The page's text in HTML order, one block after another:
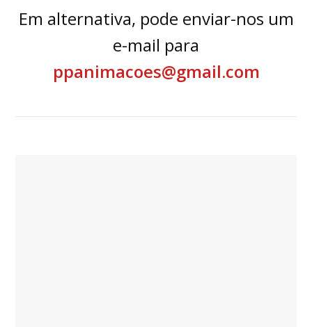
Em alternativa, pode enviar-nos um
e-mail para
ppanimacoes@gmail.com